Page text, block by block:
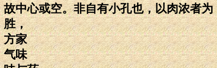
故中心或空。非自有小孔也，以肉浓者为
胜，
方家
气味